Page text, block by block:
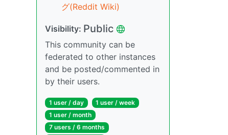
グ(Reddit Wiki)
Visibility: Public
This community can be
federated to other instances
and be posted/commented in
by their users.
1 user / day
1 user / week
1 user / month
7 users / 6 months